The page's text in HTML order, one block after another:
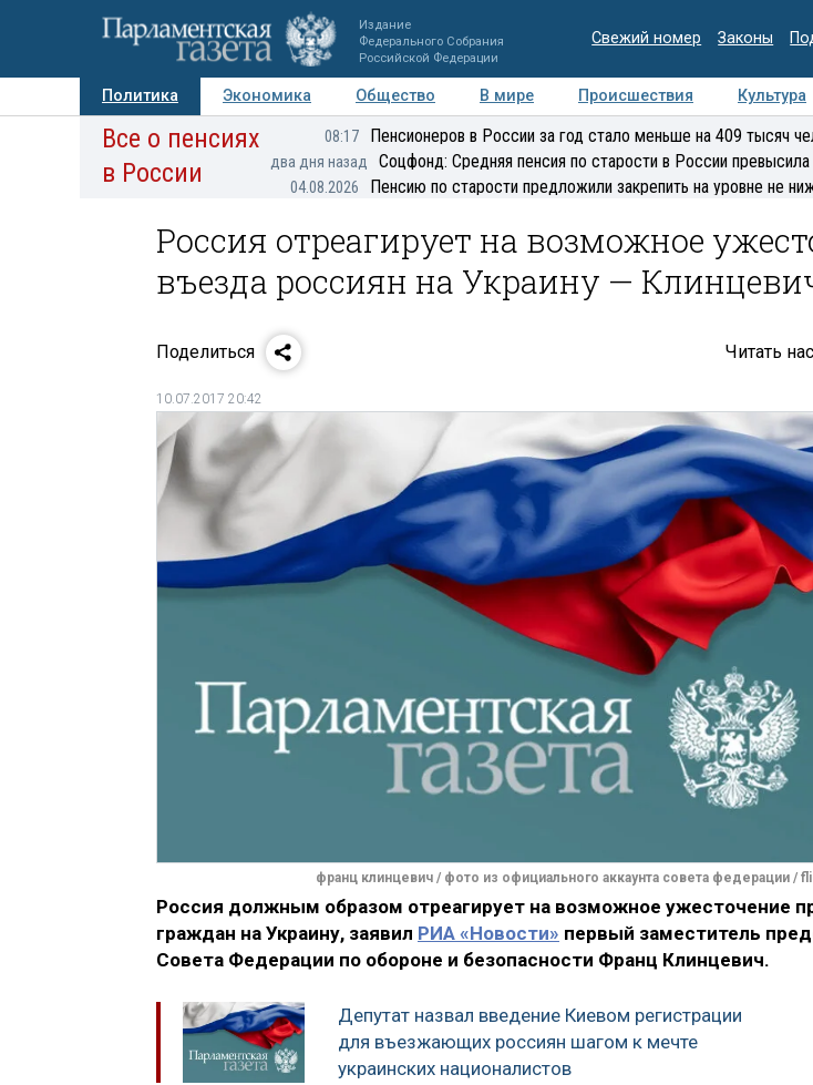
Издание
Федерального Собрания
Российской Федерации
Свежий номер Законы
Политика Экономика Общество В мире Происшествия Культура
Авторы Персоны Мнения Регионы Медиацентр Интервью
Все о пенсиях
в России
08:17 Пенсионеров в России за год стало меньше на 409 тысяч
два дня назад Соцфонд: Средняя пенсия по старости в России
04.08.2026 Пенсию по старости предложили закрепить на уровне не
Россия отреагирует на возможное
въезда россиян на Украину —
Поделиться Читать
10.07.2017 20:42
франц клинцевич / фото из официального аккаунта совета федерации /
Россия должным образом отреагирует на возможное ужесточение
граждан на Украину, заявил РИА «Новости» первый заместитель
Совета Федерации по обороне и безопасности Франц Клинцевич.
Депутат назвал введение Киевом регистрации
для въезжающих россиян шагом к мечте
украинских националистов